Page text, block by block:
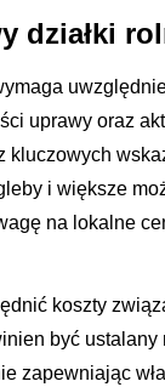
działki
uprawy oraz
i większe
na lokalne
koszty
być
zapewniając